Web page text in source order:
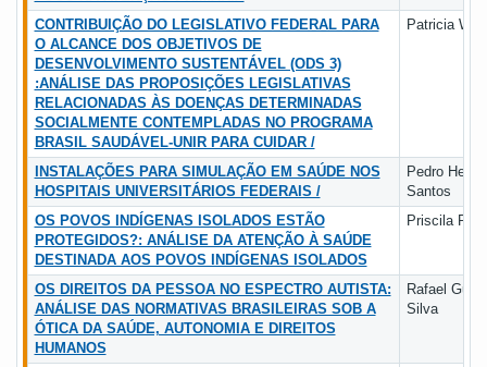
CONTRIBUIÇÃO DO LEGISLATIVO FEDERAL PARA
O ALCANCE DOS OBJETIVOS DE
DESENVOLVIMENTO SUSTENTÁVEL (ODS 3)
:ANÁLISE DAS PROPOSIÇÕES LEGISLATIVAS
RELACIONADAS ÀS DOENÇAS DETERMINADAS
SOCIALMENTE CONTEMPLADAS NO PROGRAMA
BRASIL SAUDÁVEL-UNIR PARA CUIDAR /
Patricia
INSTALAÇÕES PARA SIMULAÇÃO EM SAÚDE NOS
HOSPITAIS UNIVERSITÁRIOS FEDERAIS /
Pedro
Santos
OS POVOS INDÍGENAS ISOLADOS ESTÃO
PROTEGIDOS?: ANÁLISE DA ATENÇÃO À SAÚDE
DESTINADA AOS POVOS INDÍGENAS ISOLADOS
Priscila
OS DIREITOS DA PESSOA NO ESPECTRO AUTISTA:
ANÁLISE DAS NORMATIVAS BRASILEIRAS SOB A
ÓTICA DA SAÚDE, AUTONOMIA E DIREITOS
HUMANOS
Rafael
Silva